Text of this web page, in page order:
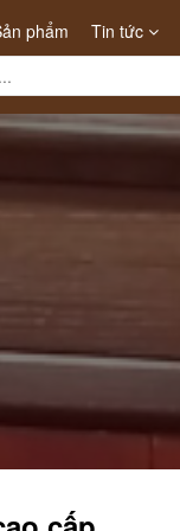
phẩm Tin tức